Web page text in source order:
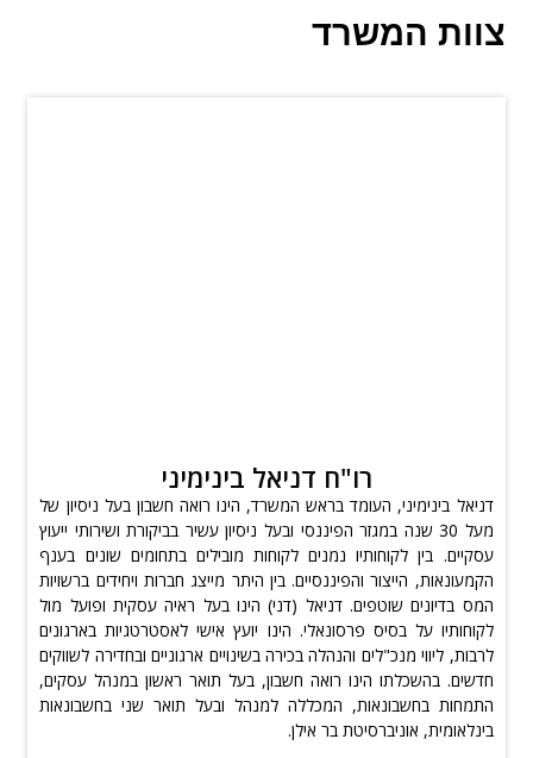
צוות המשרד
רו"ח דניאל בינימיני
דניאל בינימיני, העומד בראש המשרד, הינו רואה חשבון בעל ניסיון של
מעל 30 שנה במגזר הפיננסי ובעל ניסיון עשיר בביקורת ושירותי ייעוץ
עסקיים. בין לקוחותיו נמנים לקוחות מובילים בתחומים שונים בענף
הקמעונאות, הייצור והפיננסיים. בין היתר מייצג חברות ויחידים ברשויות
המס בדיונים שוטפים. דניאל (דני) הינו בעל ראיה עסקית ופועל מול
לקוחותיו על בסיס פרסונאלי. הינו יועץ אישי לאסטרטגיות בארגונים
לרבות, ליווי מנכ"לים והנהלה בכירה בשינויים ארגוניים ובחדירה לשווקים
חדשים. בהשכלתו הינו רואה חשבון, בעל תואר ראשון במנהל עסקים,
התמחות בחשבונאות, המכללה למנהל ובעל תואר שני בחשבונאות
בינלאומית, אוניברסיטת בר אילן.